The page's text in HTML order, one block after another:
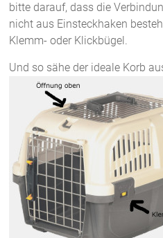
bitte darauf, dass die
nicht aus Einsteckhaken
Klemm- oder Klickbügel.
Und so sähe der ideale Korb